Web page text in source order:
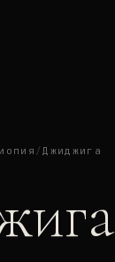
/Джиджига